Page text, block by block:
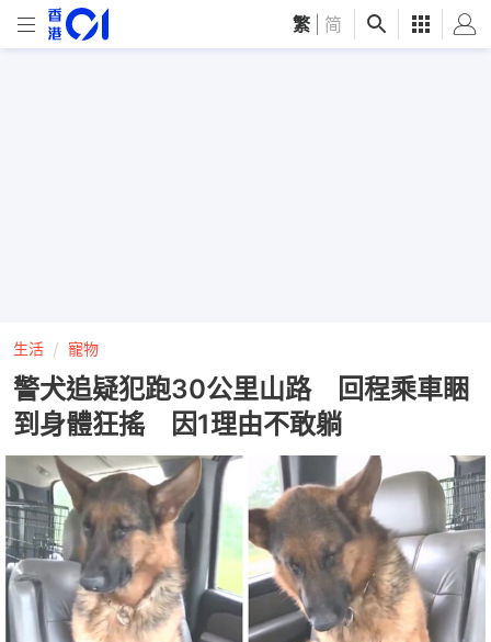
繁 简
生活 寵物
警犬追疑犯跑30公里山路 回程乘車睏
到身體狂搖 因1理由不敢躺